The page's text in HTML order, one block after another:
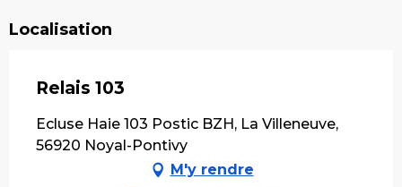
Localisation
Relais 103
Ecluse Haie 103 Postic BZH, La Villeneuve,
56920 Noyal-Pontivy
M'y rendre